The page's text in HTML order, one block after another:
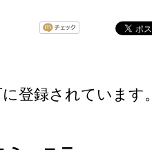
登録されています。